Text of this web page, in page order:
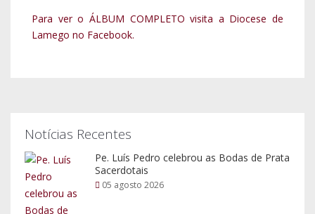
Para ver o ÁLBUM COMPLETO visita a Diocese de
Lamego no Facebook.
Notícias Recentes
Pe. Luís Pedro celebrou as Bodas de Prata
Sacerdotais
05 agosto 2026